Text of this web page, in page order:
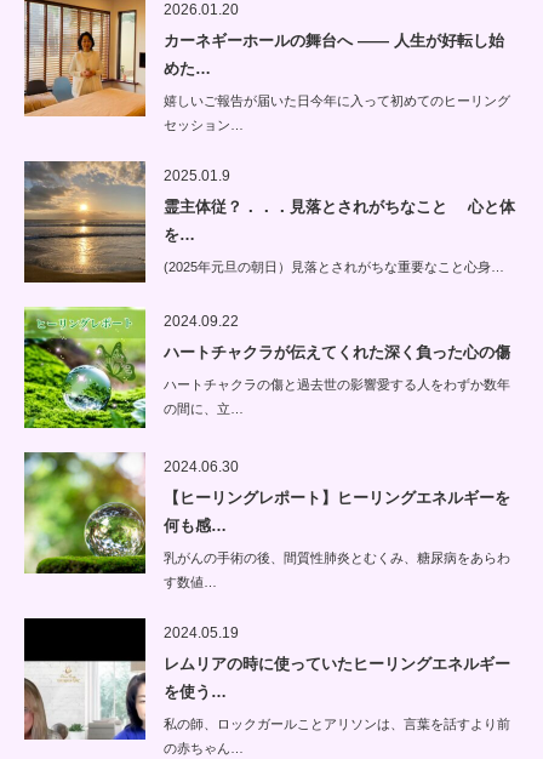
2026.01.20
カーネギーホールの舞台へ —— 人生が好転し始
めた…
嬉しいご報告が届いた日今年に入って初めてのヒーリング
セッション…
2025.01.9
霊主体従？．．．見落とされがちなこと 心と体
を…
(2025年元旦の朝日）見落とされがちな重要なこと心身…
2024.09.22
ハートチャクラが伝えてくれた深く負った心の傷
ハートチャクラの傷と過去世の影響愛する人をわずか数年
の間に、立…
2024.06.30
【ヒーリングレポート】ヒーリングエネルギーを
何も感…
乳がんの手術の後、間質性肺炎とむくみ、糖尿病をあらわ
す数値…
2024.05.19
レムリアの時に使っていたヒーリングエネルギー
を使う…
私の師、ロックガールことアリソンは、言葉を話すより前
の赤ちゃん…